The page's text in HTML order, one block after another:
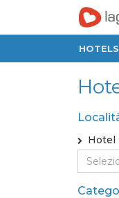
HOTELS
Hotel